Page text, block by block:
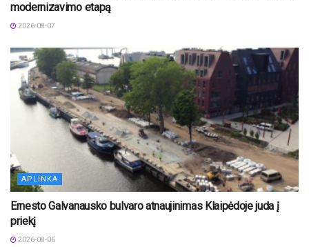
modernizavimo etapą
2026-08-07
APLINKA
Ernesto Galvanausko bulvaro atnaujinimas Klaipėdoje juda į
priekį
2026-08-06